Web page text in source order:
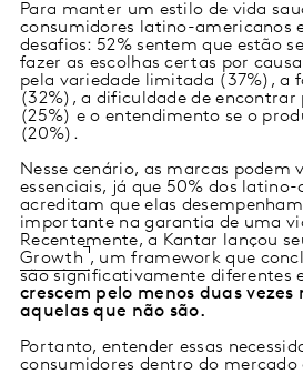
Para manter um estilo de vida
consumidores latino-americanos
desafios: 52% sentem que estão
fazer as escolhas certas por
pela variedade limitada (37%), a
(32%), a dificuldade de encontrar
(25%) e o entendimento se o
(20%).
Nesse cenário, as marcas podem
essenciais, já que 50% dos latino-
acreditam que elas
importante na garantia de uma
Recentemente, a Kantar lançou
Growth , um framework que
são significativamente diferentes
crescem pelo menos duas
aquelas que não são.
Portanto, entender essas
consumidores dentro do